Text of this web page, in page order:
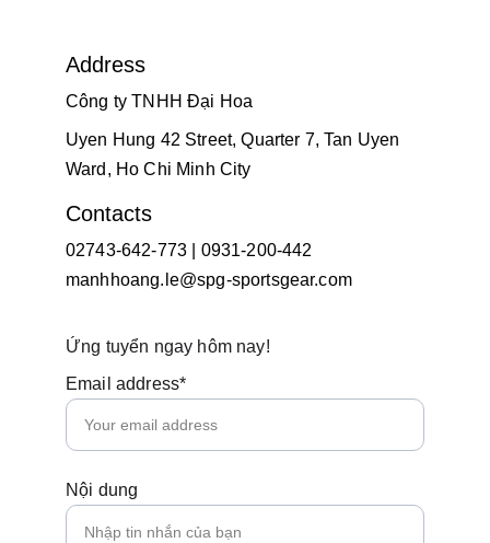
Address
Công ty TNHH Đại Hoa
Uyen Hung 42 Street, Quarter 7, Tan Uyen
Ward, Ho Chi Minh City
Contacts
02743-642-773 | 0931-200-442
manhhoang.le@spg-sportsgear.com
Ứng tuyển ngay hôm nay!
Email address*
Nội dung